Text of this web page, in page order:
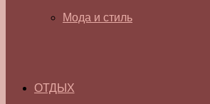
Мода и стиль
ОТДЫХ